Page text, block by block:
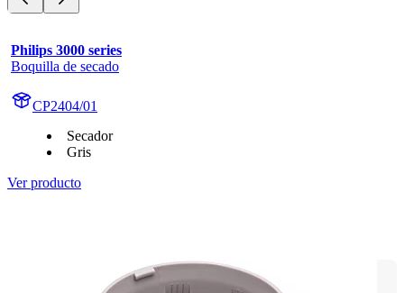
Philips 3000 series
Boquilla de secado
CP2404/01
Secador
Gris
Ver producto